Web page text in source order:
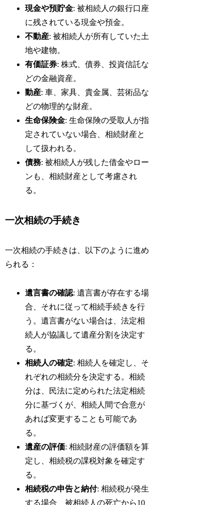
現金や預貯金: 被相続人の銀行口座
に残されている現金や預金。
不動産: 被相続人が所有していた土
地や建物。
有価証券: 株式、債券、投資信託な
どの金融資産。
動産: 車、家具、貴金属、芸術品な
どの物理的な財産。
生命保険金: 生命保険の受取人が指
定されていない場合、相続財産と
して扱われる。
債務: 被相続人が残した借金やロー
ンも、相続財産として考慮され
る。
一次相続の手続き
一次相続の手続きは、以下のように進め
られる：
遺言書の確認: 遺言書が存在する場
合、それに従って相続手続きを行
う。遺言書がない場合は、法定相
続人が協議して遺産分割を決定す
る。
相続人の確定: 相続人を確定し、そ
れぞれの相続分を決定する。相続
分は、民法に定められた法定相続
分に基づくが、相続人間で合意が
あれば変更することも可能であ
る。
遺産の評価: 相続財産の評価額を算
定し、相続税の課税対象を確定す
る。
相続税の申告と納付: 相続税が発生
する場合、被相続人の死亡から10